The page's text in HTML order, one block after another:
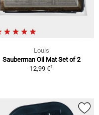
Louis
Sauberman Oil Mat Set of 2
12,99 €1